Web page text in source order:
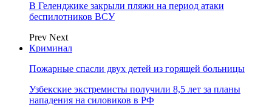
В Геленджике закрыли пляжи на период атаки
беспилотников ВСУ
Prev Next
Криминал
Пожарные спасли двух детей из горящей больницы
Узбекские экстремисты получили 8,5 лет за планы
нападения на силовиков в РФ